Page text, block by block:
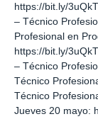
https://bit.ly/
– Técnico
Profesional en
https://bit.ly/
– Técnico
Técnico
Técnico
Jueves 20 mayo: